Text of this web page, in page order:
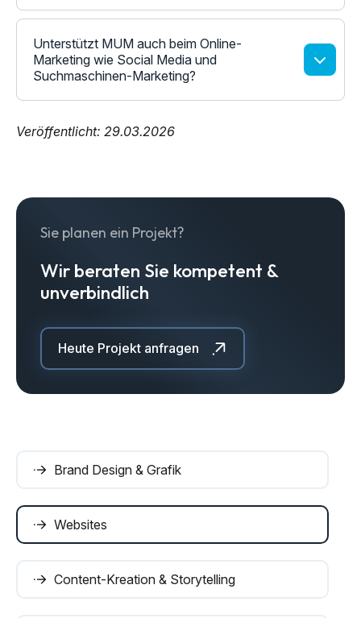
Unterstützt MUM auch beim Online-
Marketing wie Social Media und
Suchmaschinen-Marketing?
Veröffentlicht: 29.03.2026
Sie planen ein Projekt?
Wir beraten Sie kompetent &
unverbindlich
Heute Projekt anfragen
Brand Design & Grafik
Websites
Content-Kreation & Storytelling